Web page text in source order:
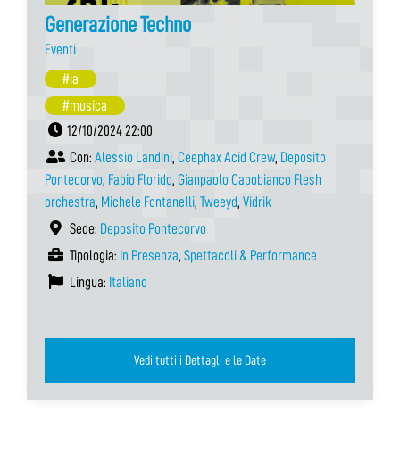
Generazione Techno
Eventi
#ia
#musica
12/10/2024 22:00
Con: Alessio Landini, Ceephax Acid Crew, Deposito
Pontecorvo, Fabio Florido, Gianpaolo Capobianco Flesh
orchestra, Michele Fontanelli, Tweeyd, Vidrik
Sede: Deposito Pontecorvo
Tipologia: In Presenza, Spettacoli & Performance
Lingua: Italiano
Vedi tutti i Dettagli e le Date